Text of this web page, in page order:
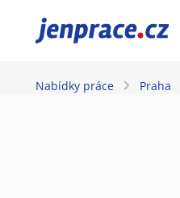
JenPráce.cz
Nabídky práce Praha